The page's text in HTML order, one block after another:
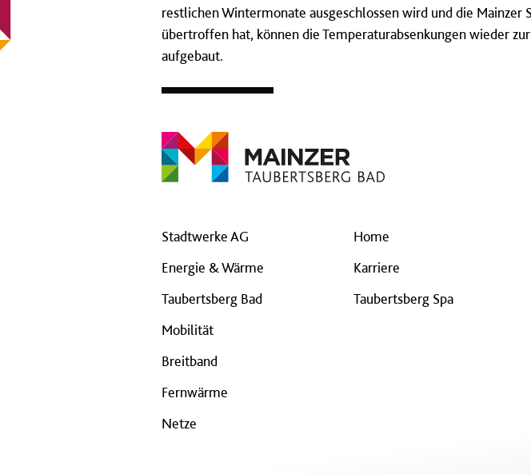
restlichen Wintermonate ausgeschlossen wird und die
übertroffen hat, können die Temperaturabsenkungen wieder
aufgebaut.
Stadtwerke AG
Energie & Wärme
Taubertsberg Bad
Mobilität
Breitband
Fernwärme
Netze
Home
Karriere
Taubertsberg Spa